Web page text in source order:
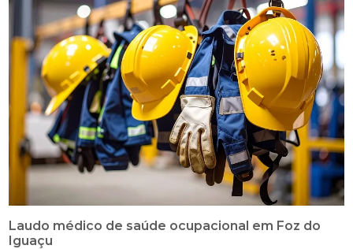
Laudo médico de saúde ocupacional em Foz do
Iguaçu